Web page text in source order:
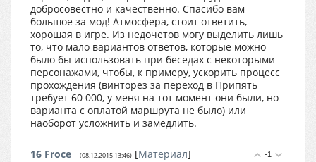
добросовестно и качественно. Спасибо вам
большое за мод! Атмосфера, стоит ответить,
хорошая в игре. Из недочетов могу выделить лишь
то, что мало вариантов ответов, которые можно
было бы использовать при беседах с некоторыми
персонажами, чтобы, к примеру, ускорить процесс
прохождения (винторез за переход в Припять
требует 60 000, у меня на тот момент они были, но
варианта с оплатой маршрута не было) или
наоборот усложнить и замедлить.
-1
16 Froce (08.12.2015 13:46) [Материал]